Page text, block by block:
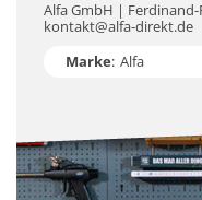
Alfa GmbH | Ferdinand-
kontakt@alfa-direkt.de
Marke: Alfa